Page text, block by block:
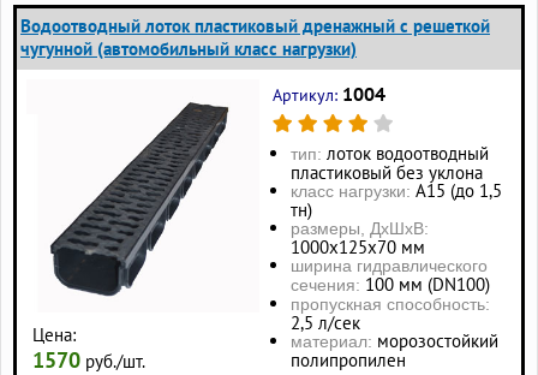
Водоотводный лоток пластиковый дренажный с решеткой
чугунной (автомобильный класс нагрузки)
Цена:
1570 руб./шт.
Артикул: 1004
тип: лоток водоотводный
пластиковый без уклона
класс нагрузки: А15 (до 1,5
тн)
размеры, ДхШхВ:
1000х125х70 мм
ширина гидравлического
сечения: 100 мм (DN100)
пропускная способность:
2,5 л/сек
материал: морозостойкий
полипропилен